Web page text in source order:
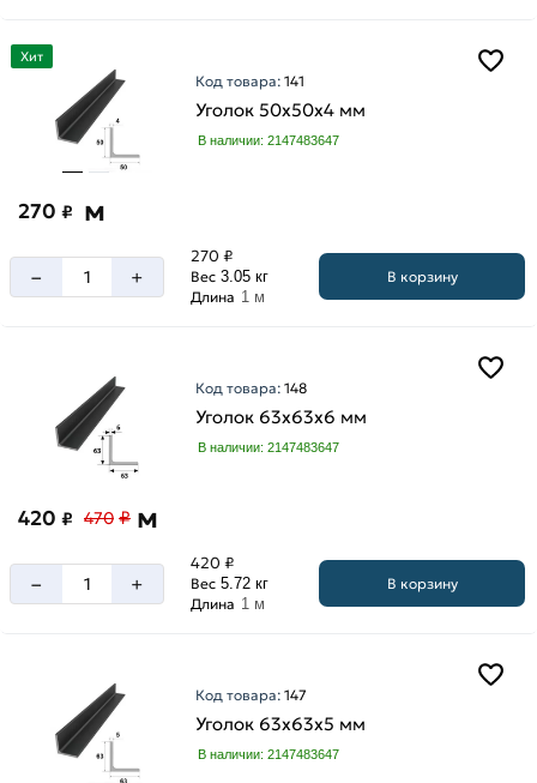
Хит
Код товара:141
Уголок 50х50х4 мм
В наличии: 2147483647
270 ₽ м
– +
270 ₽
Вес 3.05 кг
Длина 1 м
В корзину
Код товара:148
Уголок 63х63х6 мм
В наличии: 2147483647
420 ₽ 470 ₽ м
– +
420 ₽
Вес 5.72 кг
Длина 1 м
В корзину
Код товара:147
Уголок 63х63х5 мм
В наличии: 2147483647